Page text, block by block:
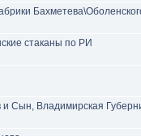
стаканы по РИ
и Сын, Владимирская